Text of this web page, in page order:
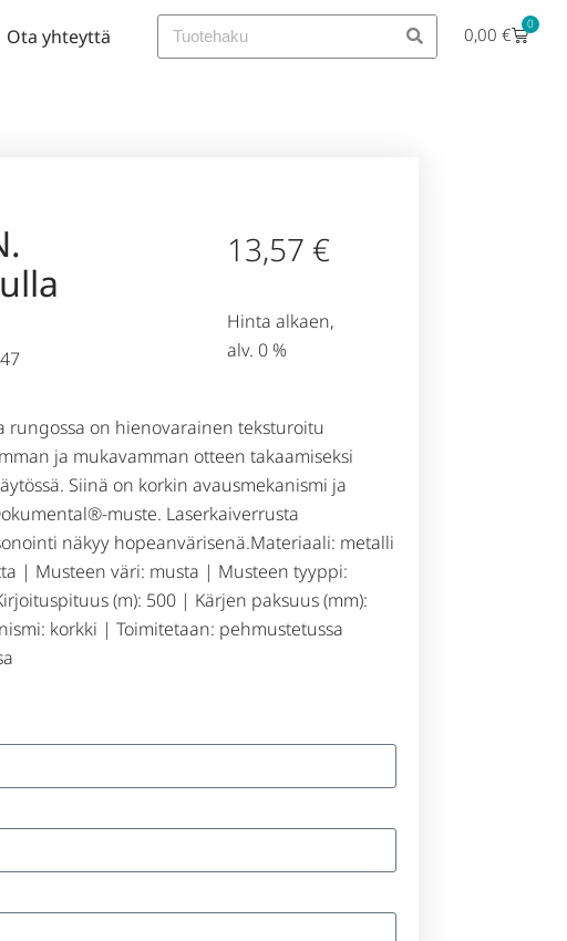
Ota yhteyttä 0,00€ 0
13,57 €
Hinta alkaen,
alv. 0 %
rungossa on hienovarainen teksturoitu
ja mukavamman otteen takaamiseksi
Siinä on korkin avausmekanismi ja
muste. Laserkaiverrusta
näkyy hopeanvärisenä.Materiaali: metalli
| Musteen väri: musta | Musteen tyyppi:
(m): 500 | Kärjen paksuus (mm):
korkki | Toimitetaan: pehmustetussa